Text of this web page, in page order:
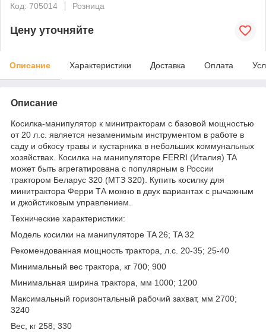
Код: 705014
Розница
Цену уточняйте
Описание Характеристики Доставка Оплата
Описание
Косилка-манипулятор к минитракторам с базовой мощностью
от 20 л.с. является незаменимым инструментом в работе в
саду и обкосу травы и кустарника в небольших коммунальных
хозяйствах. Косилка на манипуляторе FERRI (Италия) TA
может быть агрегатирована с популярным в России
трактором Беларус 320 (МТЗ 320). Купить косилку для
минитрактора Ферри ТА можно в двух вариантах с рычажным
и джойстиковым управлением.
Технические характеристики:
Модель косилки на манипуляторе TA 26; TA 32
Рекомендованная мощность трактора, л.с. 20-35; 25-40
Минимальный вес трактора, кг 700; 900
Минимальная ширина трактора, мм 1000; 1200
Максимальный горизонтальный рабочий захват, мм 2700;
3240
Вес, кг 258; 330